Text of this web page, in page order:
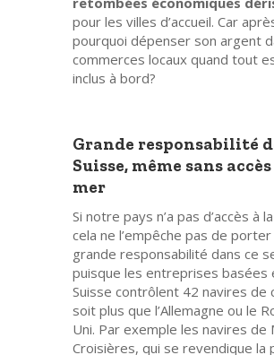
pour les villes d’accueil. Car
pourquoi dépenser son argent
commerces locaux quand tout
inclus à bord?
Grande responsabilité
Suisse, même sans
mer
Si notre pays n’a pas d’accès à
cela ne l’empêche pas de porter
grande responsabilité dans ce
puisque les entreprises basées
Suisse contrôlent 42 navires de
soit plus que l’Allemagne ou le
Uni. Par exemple les navires de
Croisières, qui se revendique la